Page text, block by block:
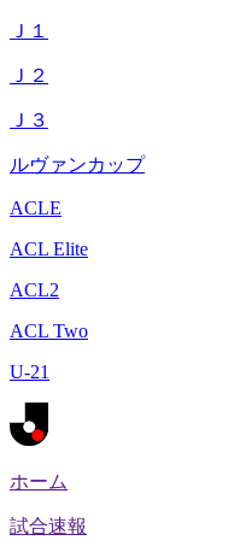
Ｊ１
Ｊ２
Ｊ３
ルヴァンカップ
ACLE
ACL Elite
ACL2
ACL Two
U-21
ホーム
試合速報